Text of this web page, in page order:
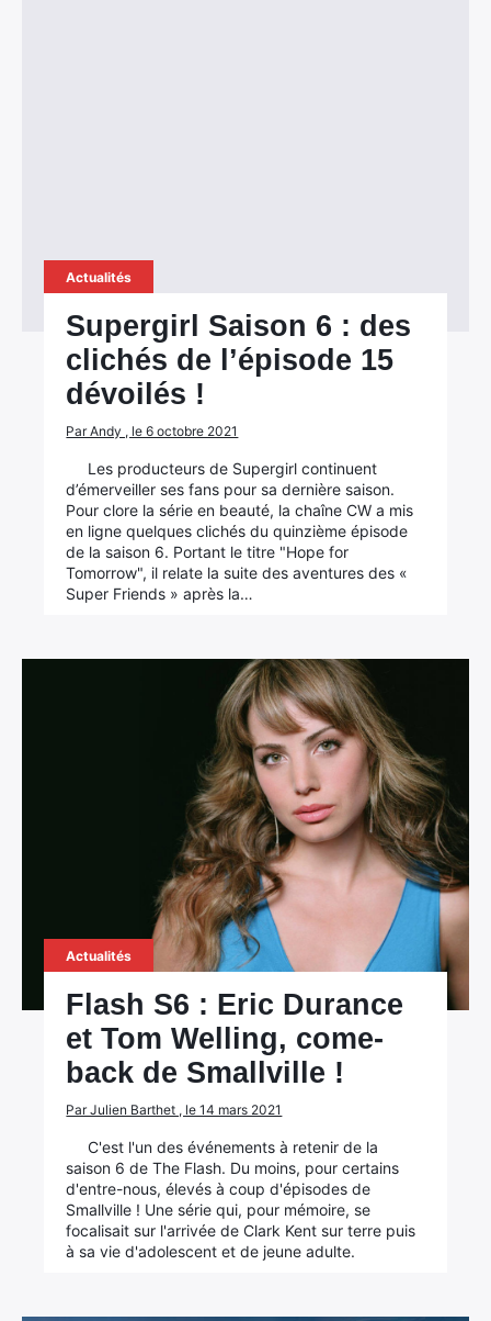
Actualités
Supergirl Saison 6 : des
clichés de l’épisode 15
dévoilés !
Par Andy , le 6 octobre 2021
Les producteurs de Supergirl continuent
d’émerveiller ses fans pour sa dernière saison.
Pour clore la série en beauté, la chaîne CW a mis
en ligne quelques clichés du quinzième épisode
de la saison 6. Portant le titre "Hope for
Tomorrow", il relate la suite des aventures des «
Super Friends » après la…
Actualités
Flash S6 : Eric Durance
et Tom Welling, come-
back de Smallville !
Par Julien Barthet , le 14 mars 2021
C'est l'un des événements à retenir de la
saison 6 de The Flash. Du moins, pour certains
d'entre-nous, élevés à coup d'épisodes de
Smallville ! Une série qui, pour mémoire, se
focalisait sur l'arrivée de Clark Kent sur terre puis
à sa vie d'adolescent et de jeune adulte.